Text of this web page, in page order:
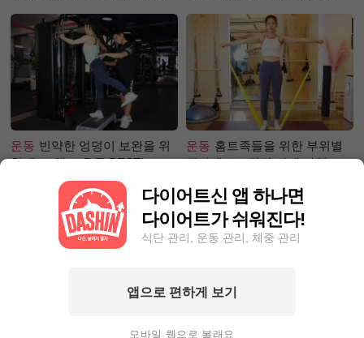
운동 빈약한 엉덩이 보완을 위
한 초보 헬스 운동 BEST!
운동 홈트족들을 위한 부위별
필라테스 – 직각 어깨 라인 만
로 빼는 데 1달 걸려! 폭풍감량
DOWN! 근육부족 몸매 ☞ 탄탄
다이어트신 앱 하나면
다이어트가 쉬워진다!
식단 관리, 운동 관리, 체중 관리
앱으로 편하게 보기
모바일 웹으로 볼래요